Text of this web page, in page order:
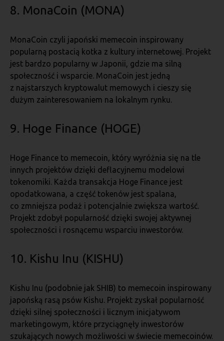
8. MonaCoin (MONA)
MonaCoin czyli japoński memecoin inspirowany
popularną postacią kotka z kultury internetowej. Projekt
jest bardzo popularny w Japonii, gdzie ma silną
społeczność i wsparcie. MonaCoin jest jedną
z najstarszych kryptowalut memowych i cieszy się
dużym zainteresowaniem na lokalnym rynku.
9. Hoge Finance (HOGE)
Hoge Finance to memecoin, który wyróżnia się na tle
innych projektów dzięki deflacyjnemu modelowi
tokenomiki. Każda transakcja Hoge Finance jest
opodatkowana, a część tokenów jest spalana,
co zmniejsza podaż i potencjalnie zwiększa wartość.
Projekt zdobył popularność dzięki swojej aktywnej
społeczności i rosnącemu wsparciu inwestorów.
10. Kishu Inu (KISHU)
Kishu Inu (podobnie jak SHIB) to memecoin inspirowany
japońską rasą psów Kishu. Projekt zyskał popularność
dzięki silnej społeczności i licznym inicjatywom
marketingowym, które przyciągnęły inwestorów
szukających nowych możliwości w świecie memecoinów.